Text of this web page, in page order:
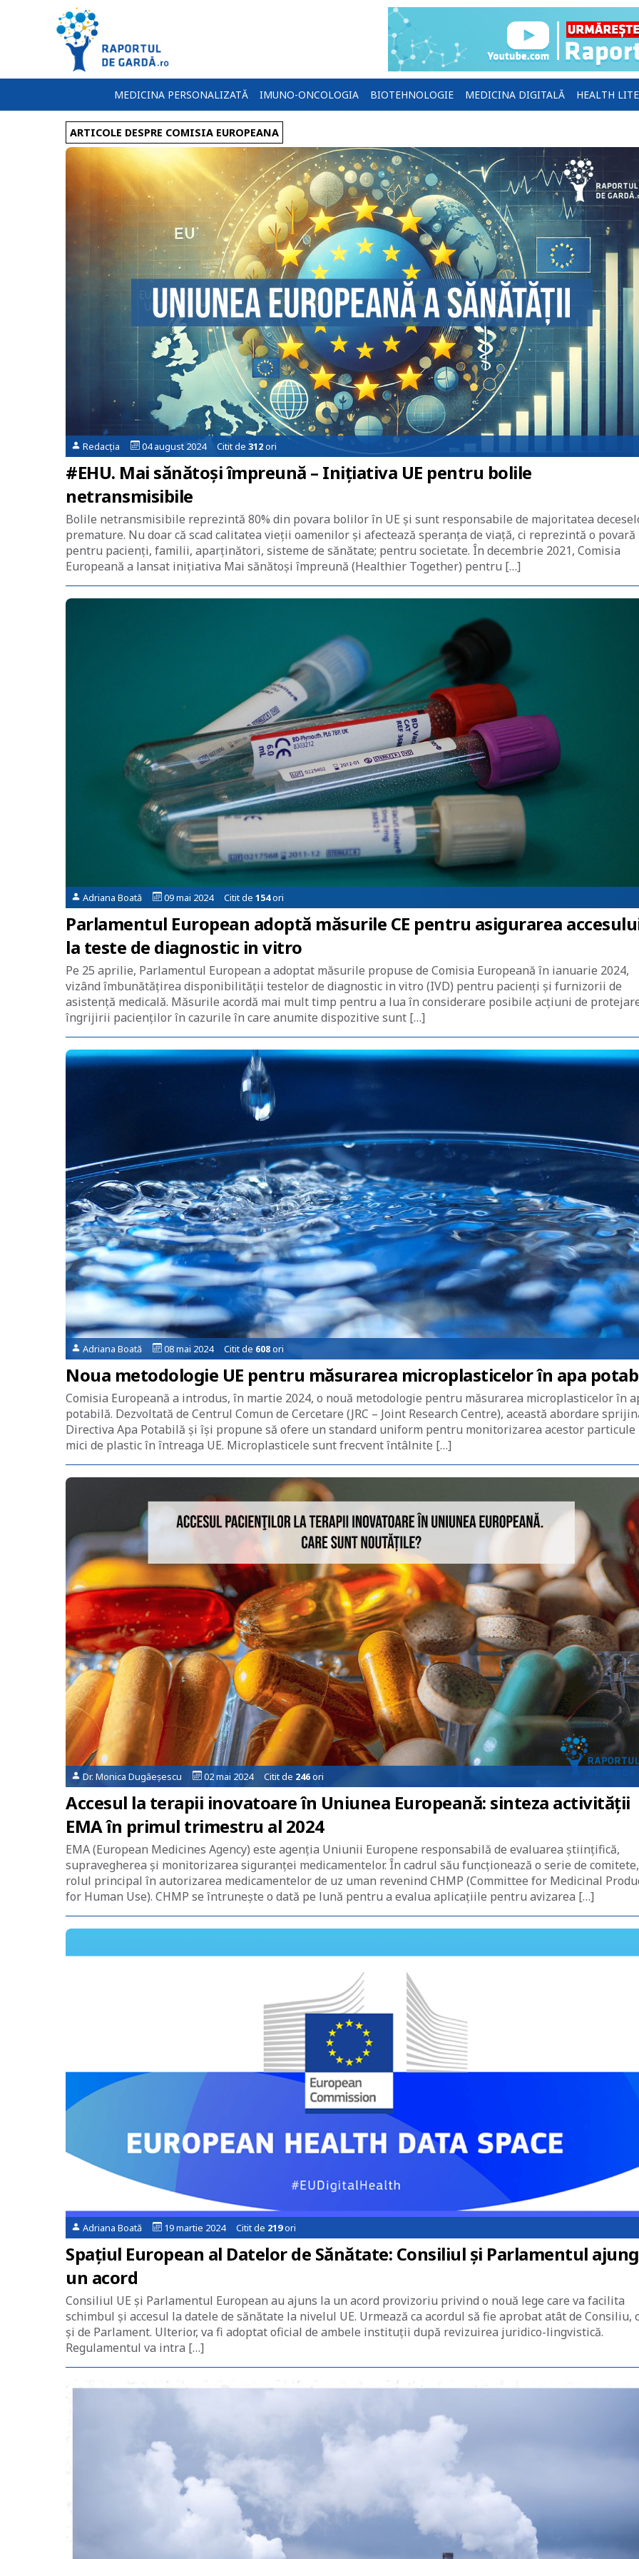
MEDICINA PERSONALIZATĂ IMUNO-ONCOLOGIA BIOTEHNOLOGIE MEDICINA DIGITALĂ HEALTH
ARTICOLE DESPRE COMISIA EUROPEANA
Redacția 04 august 2024 Citit de 312ori
#EHU. Mai sănătoși împreună – Inițiativa UE pentru bolile
netransmisibile
Bolile netransmisibile reprezintă 80% din povara bolilor în UE și sunt responsabile de majoritatea
premature. Nu doar că scad calitatea vieții oamenilor și afectează speranța de viață, ci reprezintă o povară
pentru pacienți, familii, aparținători, sisteme de sănătate; pentru societate. În decembrie 2021, Comisia
Europeană a lansat inițiativa Mai sănătoși împreună (Healthier Together) pentru […]
Adriana Boată 09 mai 2024 Citit de 154ori
Parlamentul European adoptă măsurile CE pentru asigurarea
la teste de diagnostic in vitro
Pe 25 aprilie, Parlamentul European a adoptat măsurile propuse de Comisia Europeană în ianuarie 2024,
vizând îmbunătățirea disponibilității testelor de diagnostic in vitro (IVD) pentru pacienți și furnizorii de
asistență medicală. Măsurile acordă mai mult timp pentru a lua în considerare posibile acțiuni de
îngrijirii pacienților în cazurile în care anumite dispozitive sunt […]
Adriana Boată 08 mai 2024 Citit de 608ori
Noua metodologie UE pentru măsurarea microplasticelor în apa
Comisia Europeană a introdus, în martie 2024, o nouă metodologie pentru măsurarea microplasticelor în
potabilă. Dezvoltată de Centrul Comun de Cercetare (JRC – Joint Research Centre), această abordare
Directiva Apa Potabilă și își propune să ofere un standard uniform pentru monitorizarea acestor particule
mici de plastic în întreaga UE. Microplasticele sunt frecvent întâlnite […]
Dr. Monica Dugăeșescu 02 mai 2024 Citit de 246ori
Accesul la terapii inovatoare în Uniunea Europeană: sinteza activității
EMA în primul trimestru al 2024
EMA (European Medicines Agency) este agenția Uniunii Europene responsabilă de evaluarea științifică,
supravegherea și monitorizarea siguranței medicamentelor. În cadrul său funcționează o serie de comitete,
rolul principal în autorizarea medicamentelor de uz uman revenind CHMP (Committee for Medicinal
for Human Use). CHMP se întrunește o dată pe lună pentru a evalua aplicațiile pentru avizarea […]
Adriana Boată 19 martie 2024 Citit de 219ori
Spațiul European al Datelor de Sănătate: Consiliul și Parlamentul
un acord
Consiliul UE și Parlamentul European au ajuns la un acord provizoriu privind o nouă lege care va facilita
schimbul și accesul la datele de sănătate la nivelul UE. Urmează ca acordul să fie aprobat atât de Consiliu,
și de Parlament. Ulterior, va fi adoptat oficial de ambele instituții după revizuirea juridico-lingvistică.
Regulamentul va intra […]